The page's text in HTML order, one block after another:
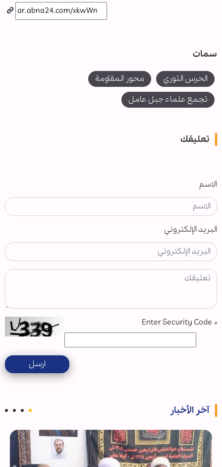
سمات
الحرس الثوري
محور المقاومة
تجمع علماء جبل عامل
تعليقك
الاسم
البريد الإلكتروني
*
ارسل
آخر الأخبار